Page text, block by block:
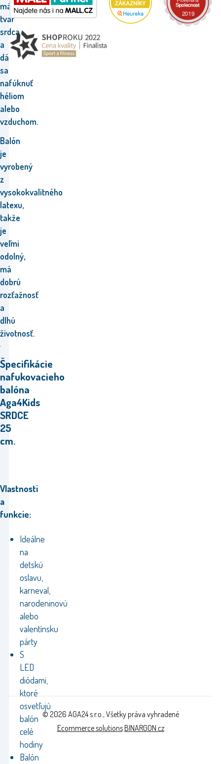
má
tvar
srdca
a
dá
sa
nafúknuť
héliom
alebo
vzduchom.
Balón
je
vyrobený
z
vysokokvalitného
latexu,
takže
je
veľmi
odolný,
má
dobrú
rozťažnosť
a
dlhú
životnosť.
Špecifikácie
nafukovacieho
balóna
Aga4Kids
SRDCE
25
cm.
Vlastnosti
a
funkcie:
Ideálne
na
detskú
oslavu,
karneval,
narodeninovú
alebo
valentínsku
párty
S
LED
diódami,
ktoré
osvetľujú
balón
celé
hodiny
Balón
© 2026 AGA24 s.r.o., Všetky práva vyhradené
Ecommerce solutionsBINARGON.cz